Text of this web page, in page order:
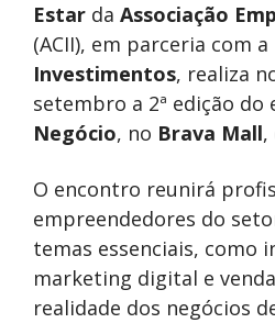
Estar da Associação
(ACII), em parceria com a
Investimentos, realiza
setembro a 2ª edição do
Negócio, no Brava Mall,
O encontro reunirá
empreendedores do
temas essenciais, como
marketing digital e
realidade dos negócios